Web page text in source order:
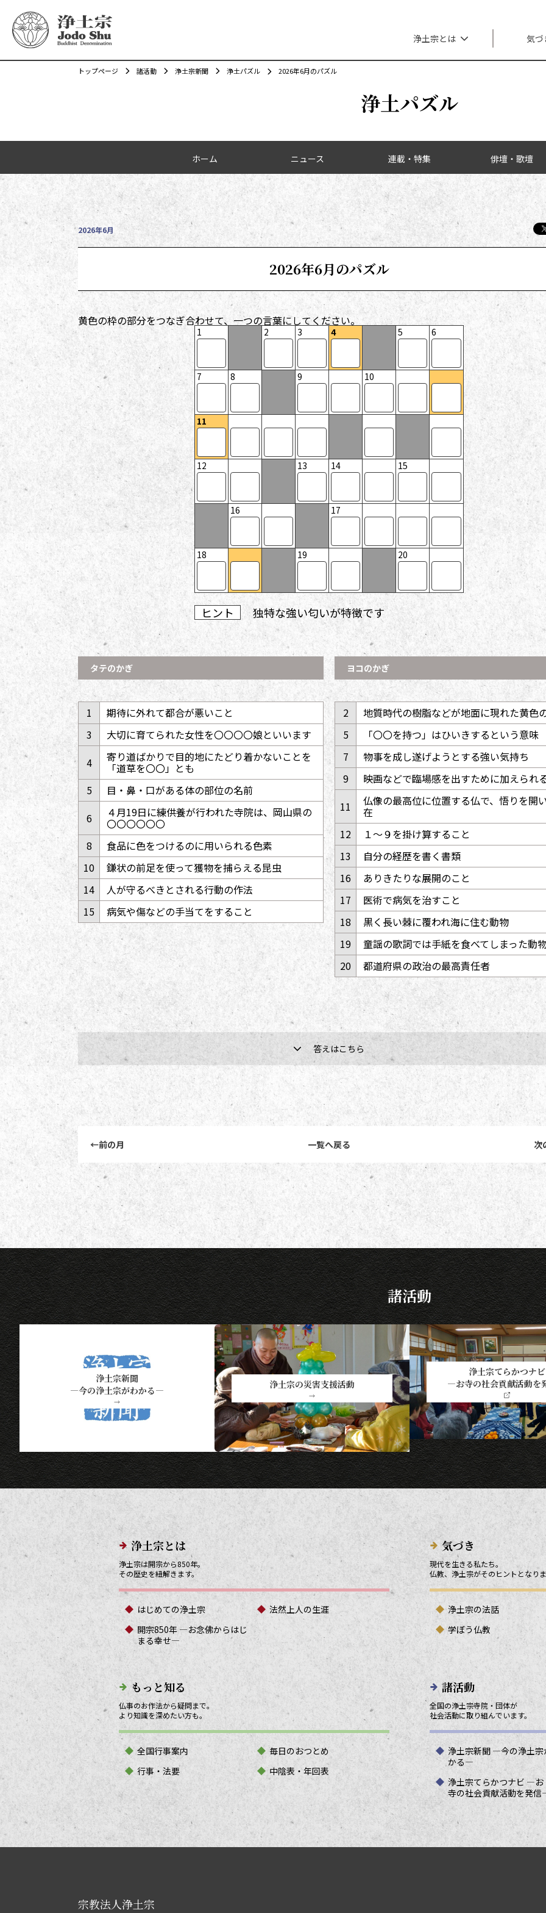
メインナビゲーション
浄土宗とは 気づ
浄土パズル
トップページ 諸活動 浄土宗新聞 浄土パズル 2026年6月のパズル
ホーム ニュース 連載・特集 俳壇・歌壇
2026年6月のパズル
投稿日時
2026年6月
黄色の枠の部分をつなぎ合わせて、一つの言葉にしてください。
1 2 3 4 5 6
7 8 9 10
11
12 13 14 15
16 17
18 19 20
ヒント 独特な強い匂いが特徴です
タテのかぎ
1
期待に外れて都合が悪いこと
3
大切に育てられた女性を〇〇〇〇娘といいます
4
寄り道ばかりで目的地にたどり着かないことを
「道草を〇〇」とも
5
目・鼻・口がある体の部位の名前
6
４月19日に練供養が行われた寺院は、岡山県の
〇〇〇〇〇〇
8
食品に色をつけるのに用いられる色素
10
鎌状の前足を使って獲物を捕らえる昆虫
14
人が守るべきとされる行動の作法
15
病気や傷などの手当てをすること
ヨコのかぎ
2
地質時代の樹脂などが地面に現れた黄色
5
「〇〇を持つ」はひいきするという意味
7
物事を成し遂げようとする強い気持ち
9
映画などで臨場感を出すために加えられ
11
仏像の最高位に位置する仏で、悟りを開
在
12
１～９を掛け算すること
13
自分の経歴を書く書類
16
ありきたりな展開のこと
17
医術で病気を治すこと
18
黒く長い棘に覆われ海に住む動物
19
童謡の歌詞では手紙を食べてしまった動
20
都道府県の政治の最高責任者
答えはこちら
←前の月 一覧へ戻る 次
諸活動
浄土宗新聞
―今の浄土宗がわかる―
→
浄土宗の災害支援活動
→
浄土宗てらかつナビ
―お寺の社会貢献活動を
メインメニューリンク
浄土宗とは
浄土宗は開宗から850年。
その歴史を紐解きます。
はじめての浄土宗
法然上人の生涯
開宗850年 ―お念佛からはじ
まる幸せ―
気づき
現代を生きる私たち。
仏教、浄土宗がそのヒントとなり
浄土宗の法話
学ぼう仏教
もっと知る
仏事のお作法から疑問まで。
より知識を深めたい方も。
全国行事案内
毎日のおつとめ
行事・法要
中陰表・年回表
諸活動
全国の浄土宗寺院・団体が
社会活動に取り組んでいます。
浄土宗新聞 ―今の浄土宗
かる―
浄土宗てらかつナビ ―お
寺の社会貢献活動を発
宗教法人浄土宗